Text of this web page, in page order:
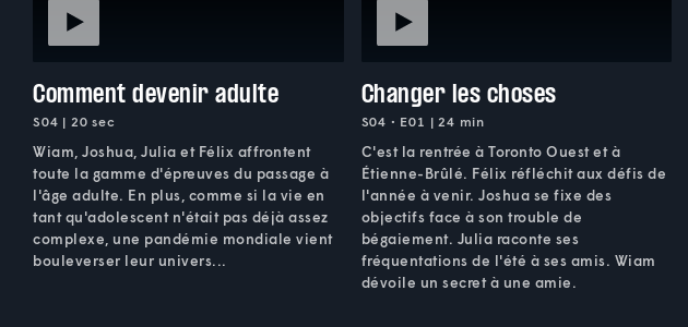
Comment devenir adulte
S04 | 20 sec
Wiam, Joshua, Julia et Félix affrontent
toute la gamme d'épreuves du passage à
l'âge adulte. En plus, comme si la vie en
tant qu'adolescent n'était pas déjà assez
complexe, une pandémie mondiale vient
bouleverser leur univers...
Changer les choses
S04 • E01 | 24 min
C'est la rentrée à Toronto Ouest et à
Étienne-Brûlé. Félix réfléchit aux défis de
l'année à venir. Joshua se fixe des
objectifs face à son trouble de
bégaiement. Julia raconte ses
fréquentations de l'été à ses amis. Wiam
dévoile un secret à une amie.